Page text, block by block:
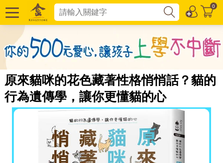
0
原來貓咪的花色藏著性格悄悄話？貓的
行為遺傳學，讓你更懂貓的心